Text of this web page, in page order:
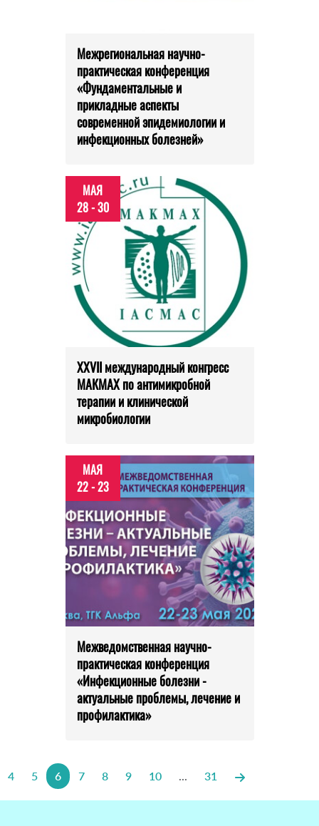
Межрегиональная научно-
практическая конференция
«Фундаментальные и
прикладные аспекты
современной эпидемиологии и
инфекционных болезней»
МАЯ
28 - 30
XXVII международный конгресс
МАКМАХ по антимикробной
терапии и клинической
микробиологии
МАЯ
22 - 23
Межведомственная научно-
практическая конференция
«Инфекционные болезни -
актуальные проблемы, лечение и
профилактика»
4 5 6 7 8 9 10 ... 31